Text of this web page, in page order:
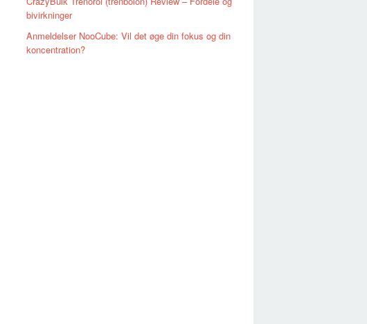
bivirkninger
Anmeldelser NooCube: Vil det øge din fokus og din
koncentration?